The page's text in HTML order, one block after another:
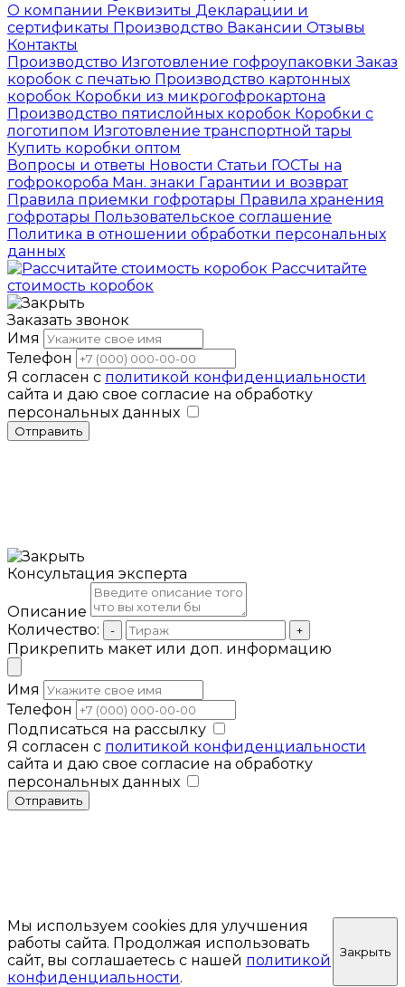
О компании Реквизиты Декларации и
сертификаты Производство Вакансии Отзывы
Контакты
Производство Изготовление гофроупаковкиЗаказ
коробок с печатью Производство картонных
коробок Коробки из микрогофрокартона
Производство пятислойных коробок Коробки с
логотипом Изготовление транспортной тары
Купить коробки оптом
Вопросы и ответы Новости Статьи ГОСТы на
гофрокороба Ман. знаки Гарантии и возврат
Правила приемки гофротары Правила хранения
гофротары Пользовательское соглашение
Политика в отношении обработки персональных
данных
Рассчитайте
стоимость коробок
Заказать звонок
Имя
Телефон
Я согласен с политикой конфиденциальности
сайта и даю свое согласие на обработку
персональных данных
Отправить
Консультация эксперта
Описание
Количество:
- +
Прикрепить макет или доп. информацию
Имя
Телефон
Подписаться на рассылку
Я согласен с политикой конфиденциальности
сайта и даю свое согласие на обработку
персональных данных
Отправить
Мы используем cookies для улучшения
работы сайта. Продолжая использовать
сайт, вы соглашаетесь с нашей политикой
конфиденциальности.
Закрыть